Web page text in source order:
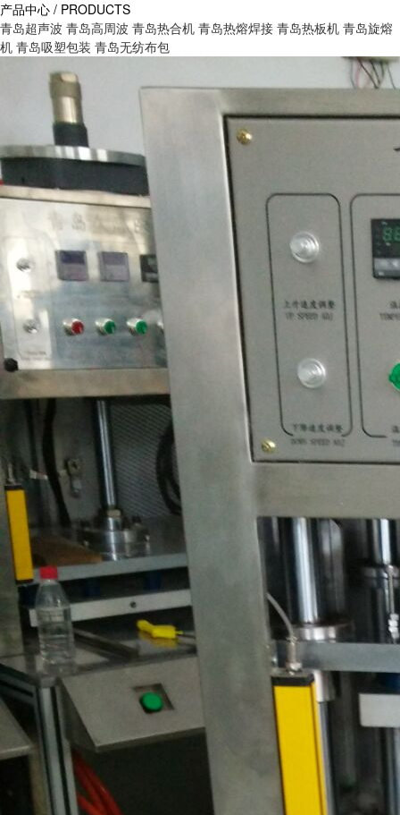
产品中心 / PRODUCTS
青岛超声波 青岛高周波 青岛热合机 青岛热熔焊接 青岛热板机 青岛旋熔
机 青岛吸塑包装 青岛无纺布包